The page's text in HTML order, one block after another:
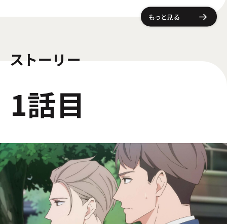
もっと見る
ストーリー
1話目